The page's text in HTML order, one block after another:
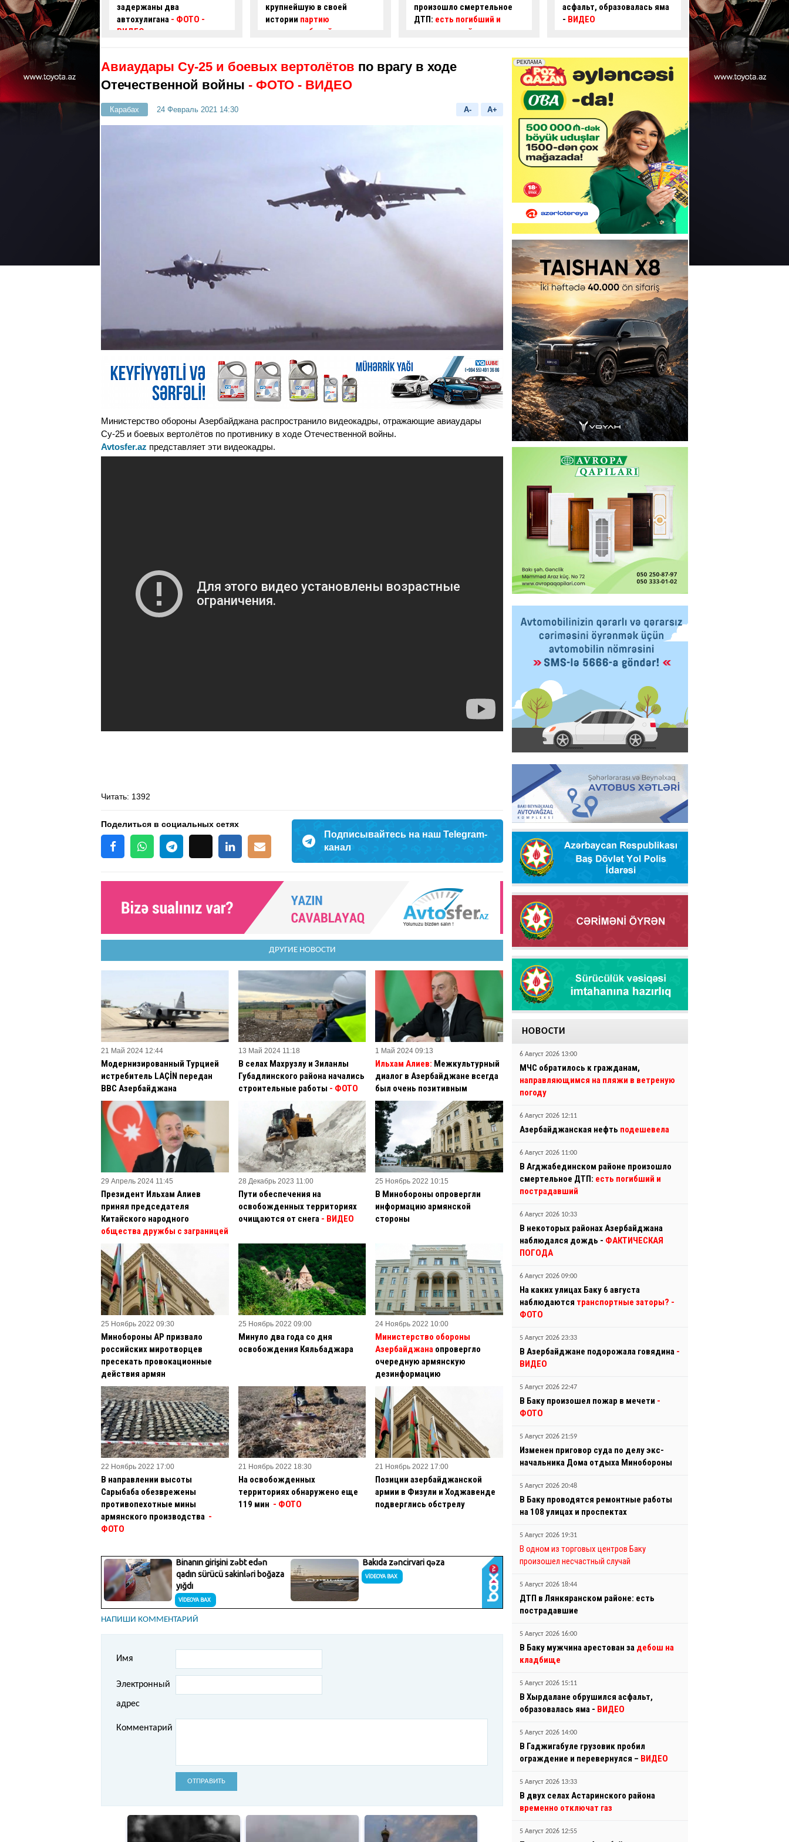
два
- ФОТО-
крупнейшую в своей
историипартию
электромобилей морским
произошло смертельное
ДТП:есть погибший и
пострадавший
асфальт, образовалась яма
-ВИДЕО
пробил ограждение и
перевернулся –
правила и создал
аварийную
ВИДЕО
Авиаудары Су-25 и боевых вертолётов по врагу в ходе
Отечественной войны - ФОТО - ВИДЕО
Карабах 24 Февраль 2021 14:30 A- A+
Министерство обороны Азербайджана распространило видеокадры, отражающие авиаудары
Су-25 и боевых вертолётов по противнику в ходе Отечественной войны.
Avtosfer.az представляет эти видеокадры.
Читать: 1392
Поделиться в социальных сетях
Подписывайтесь на наш Telegram-
канал
ДРУГИЕ НОВОСТИ
21 Май 2024 12:44
Модернизированный Турцией
истребитель LAÇİN передан
ВВС Азербайджана
13 Май 2024 11:18
В селах Махрузлу и Зиланлы
Губадлинского района начались
строительные работы - ФОТО
1 Май 2024 09:13
Ильхам Алиев: Межкультурный
диалог в Азербайджане всегда
был очень позитивным
29 Апрель 2024 11:45
Президент Ильхам Алиев
принял председателя
Китайского народного
общества дружбы с заграницей
28 Декабрь 2023 11:00
Пути обеспечения на
освобожденных территориях
очищаются от снега - ВИДЕО
25 Ноябрь 2022 10:15
В Минобороны опровергли
информацию армянской
стороны
25 Ноябрь 2022 09:30
Минобороны АР призвало
российских миротворцев
пресекать провокационные
действия армян
25 Ноябрь 2022 09:00
Минуло два года со дня
освобождения Кяльбаджара
24 Ноябрь 2022 10:00
Министерство обороны
Азербайджана опровергло
очередную армянскую
дезинформацию
22 Ноябрь 2022 17:00
В направлении высоты
Сарыбаба обезврежены
противопехотные мины
армянского производства -
ФОТО
21 Ноябрь 2022 18:30
На освобожденных
территориях обнаружено еще
119 мин - ФОТО
21 Ноябрь 2022 17:00
Позиции азербайджанской
армии в Физули и Ходжавенде
подверглись обстрелу
НАПИШИ КОММЕНТАРИЙ
Имя
Электронный
адрес
Комментарий
ОТПРАВИТЬ
НОВОСТИ
6 Август 2026 13:00
МЧС обратилось к гражданам,
направляющимся на пляжи в ветреную
погоду
6 Август 2026 12:11
Азербайджанская нефть подешевела
6 Август 2026 11:00
В Агджабединском районе произошло
смертельное ДТП: есть погибший и
пострадавший
6 Август 2026 10:33
В некоторых районах Азербайджана
наблюдался дождь - ФАКТИЧЕСКАЯ
ПОГОДА
6 Август 2026 09:00
На каких улицах Баку 6 августа
наблюдаются транспортные заторы? -
ФОТО
5 Август 2026 23:33
В Азербайджане подорожала говядина -
ВИДЕО
5 Август 2026 22:47
В Баку произошел пожар в мечети -
ФОТО
5 Август 2026 21:59
Изменен приговор суда по делу экс-
начальника Дома отдыха Минобороны
5 Август 2026 20:48
В Баку проводятся ремонтные работы
на 108 улицах и проспектах
5 Август 2026 19:31
В одном из торговых центров Баку
произошел несчастный случай
5 Август 2026 18:44
ДТП в Лянкяранском районе: есть
пострадавшие
5 Август 2026 16:00
В Баку мужчина арестован за дебош на
кладбище
5 Август 2026 15:11
В Хырдалане обрушился асфальт,
образовалась яма - ВИДЕО
5 Август 2026 14:00
В Гаджигабуле грузовик пробил
ограждение и перевернулся – ВИДЕО
5 Август 2026 13:33
В двух селах Астаринского района
временно отключат газ
5 Август 2026 12:55